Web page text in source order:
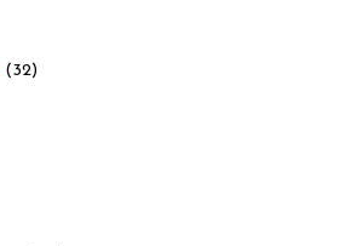
(32)